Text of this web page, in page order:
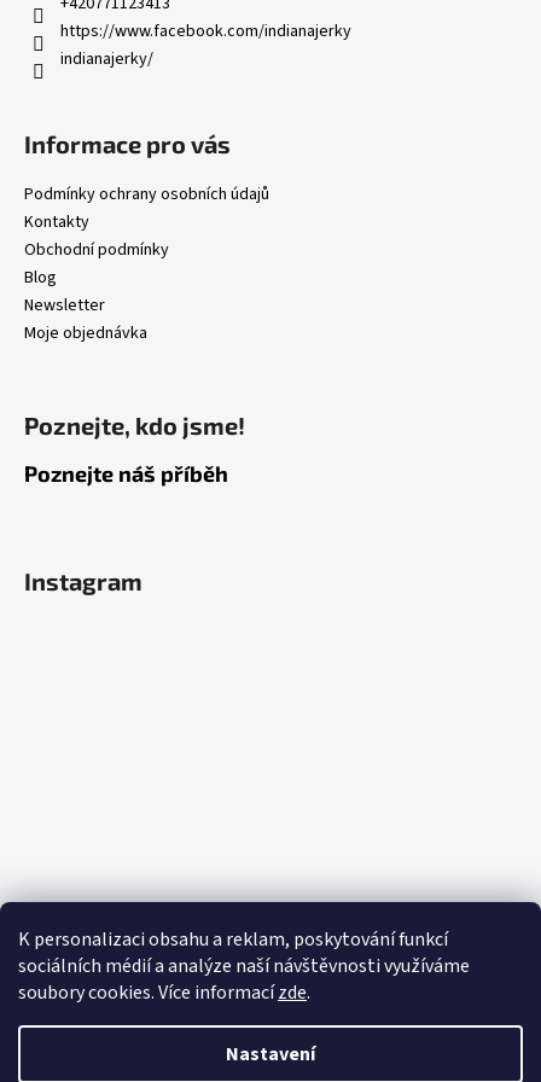
K personalizaci obsahu a reklam, poskytování funkcí
sociálních médií a analýze naší návštěvnosti využíváme
soubory cookies. Více informacízde.
Nastavení
https://www.facebook.com/indianajerky
indianajerky/
Informace pro vás
Podmínky ochrany osobních údajů
Kontakty
Obchodní podmínky
Blog
Newsletter
Moje objednávka
Poznejte, kdo jsme!
Poznejte náš příběh
Instagram